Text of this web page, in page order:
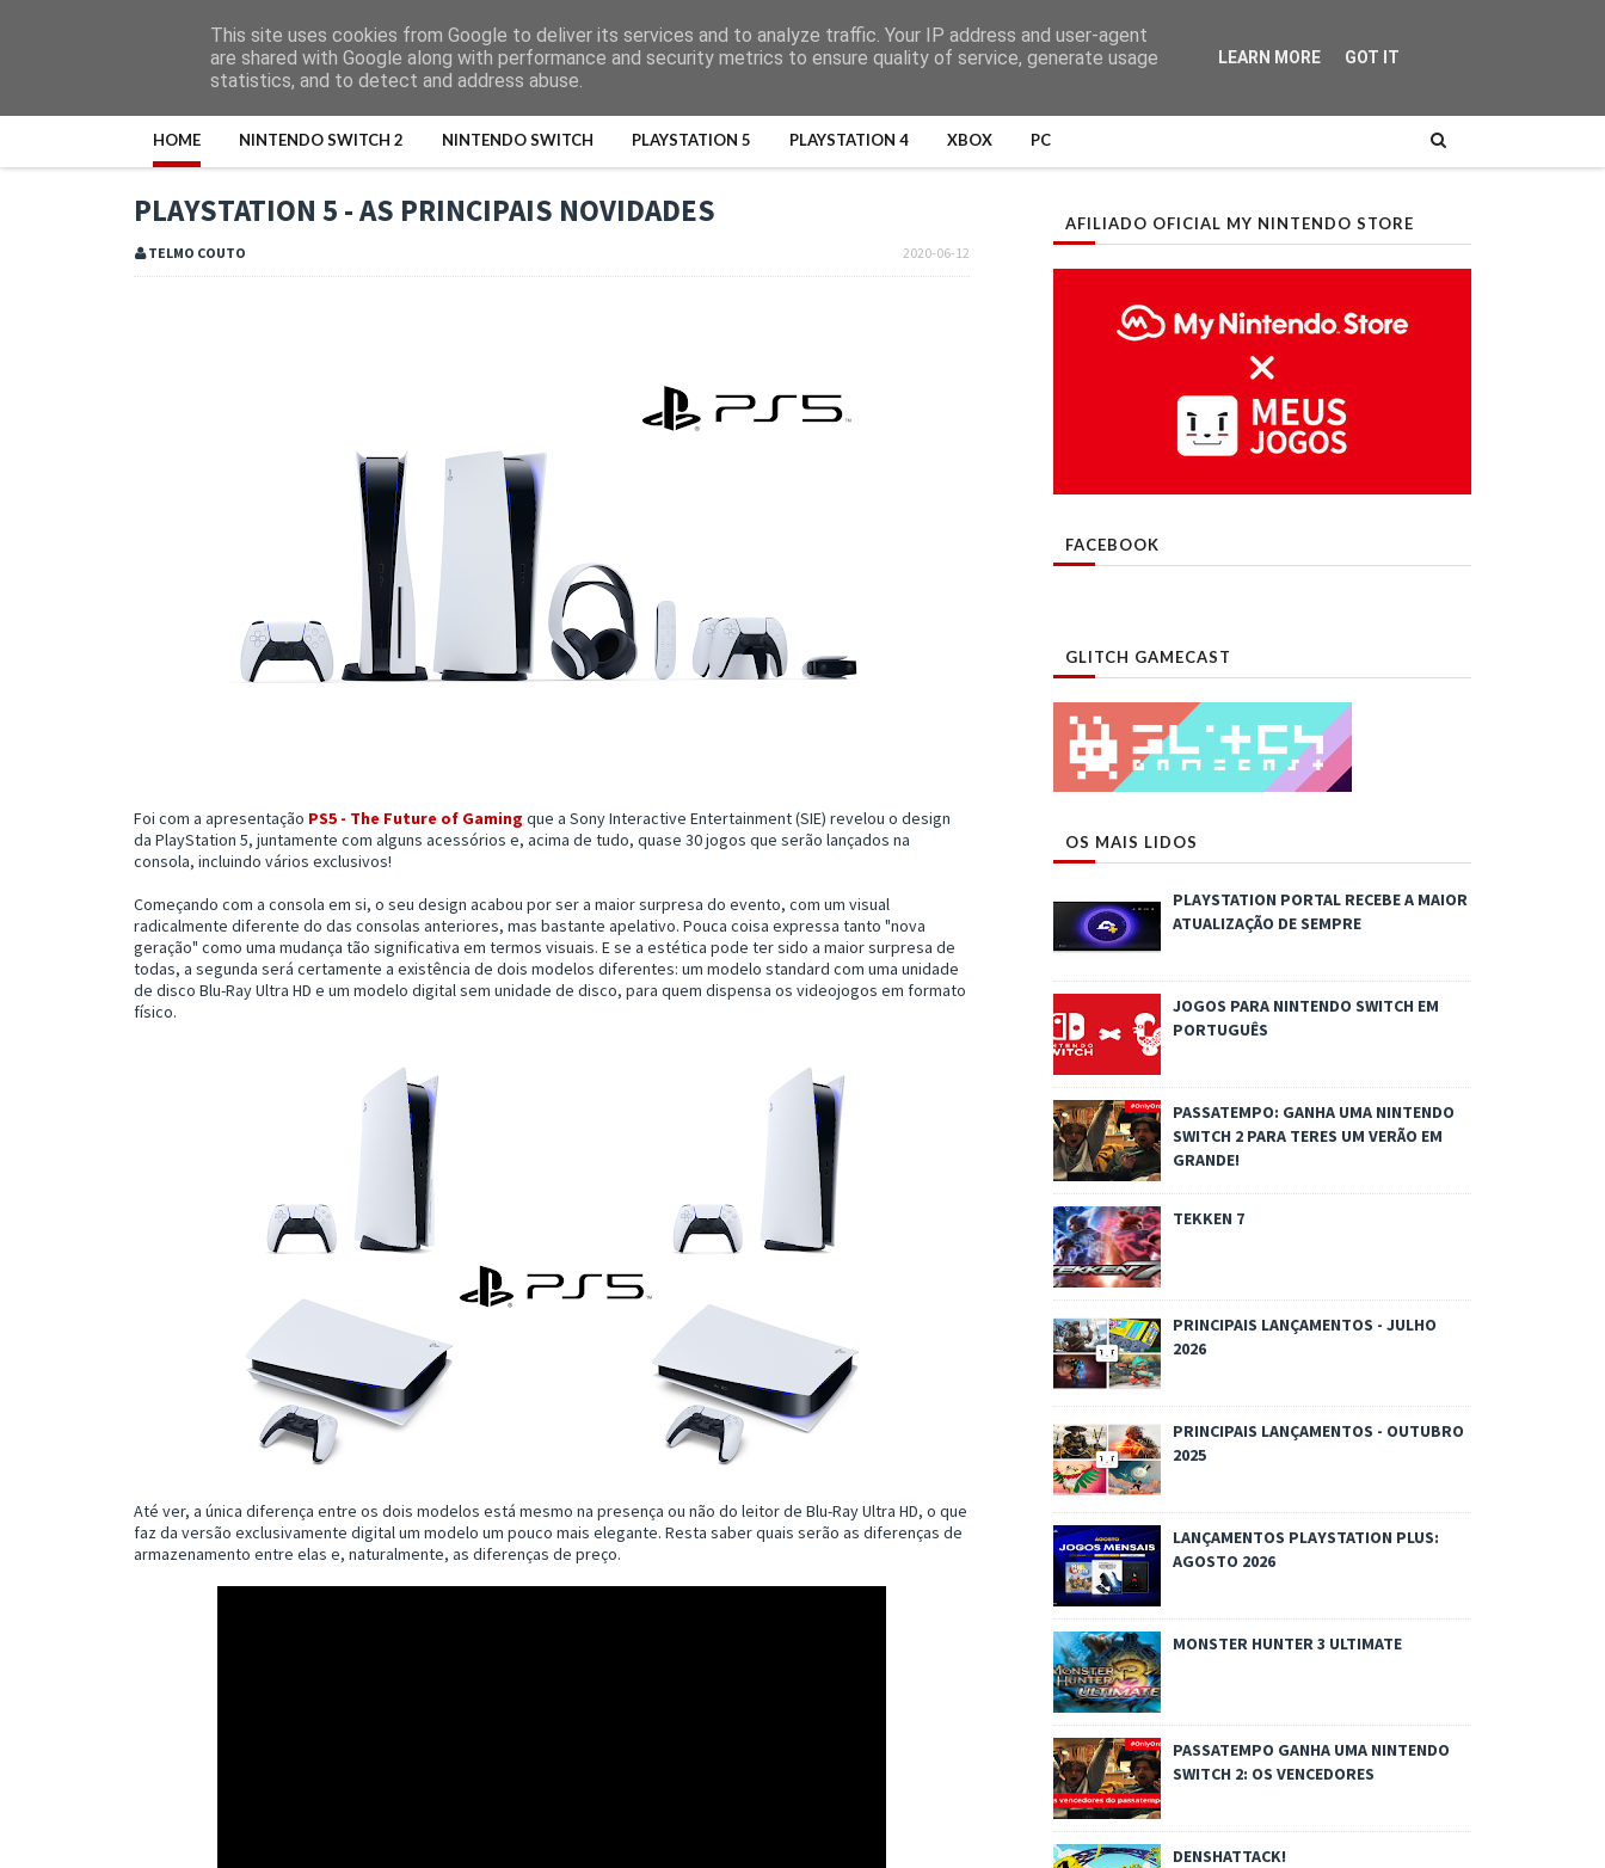
HOME NINTENDO SWITCH 2 NINTENDO SWITCH PLAYSTATION 5 PLAYSTATION 4 XBOX PC
PLAYSTATION 5 - AS PRINCIPAIS NOVIDADES
2020-06-12
TELMO COUTO
Foi com a apresentação PS5 - The Future of Gaming que a Sony Interactive Entertainment (SIE) revelou o design
da PlayStation 5, juntamente com alguns acessórios e, acima de tudo, quase 30 jogos que serão lançados na
consola, incluindo vários exclusivos!
Começando com a consola em si, o seu design acabou por ser a maior surpresa do evento, com um visual
radicalmente diferente do das consolas anteriores, mas bastante apelativo. Pouca coisa expressa tanto "nova
geração" como uma mudança tão significativa em termos visuais. E se a estética pode ter sido a maior surpresa de
todas, a segunda será certamente a existência de dois modelos diferentes: um modelo standard com uma unidade
de disco Blu-Ray Ultra HD e um modelo digital sem unidade de disco, para quem dispensa os videojogos em formato
físico.
Até ver, a única diferença entre os dois modelos está mesmo na presença ou não do leitor de Blu-Ray Ultra HD, o que
faz da versão exclusivamente digital um modelo um pouco mais elegante. Resta saber quais serão as diferenças de
armazenamento entre elas e, naturalmente, as diferenças de preço.
AFILIADO OFICIAL MY NINTENDO STORE
FACEBOOK
GLITCH GAMECAST
OS MAIS LIDOS
PLAYSTATION PORTAL RECEBE A MAIOR
ATUALIZAÇÃO DE SEMPRE
JOGOS PARA NINTENDO SWITCH EM
PORTUGUÊS
PASSATEMPO: GANHA UMA NINTENDO
SWITCH 2 PARA TERES UM VERÃO EM
GRANDE!
TEKKEN 7
PRINCIPAIS LANÇAMENTOS - JULHO
2026
PRINCIPAIS LANÇAMENTOS - OUTUBRO
2025
LANÇAMENTOS PLAYSTATION PLUS:
AGOSTO 2026
MONSTER HUNTER 3 ULTIMATE
PASSATEMPO GANHA UMA NINTENDO
SWITCH 2: OS VENCEDORES
DENSHATTACK!
This site uses cookies from Google to deliver its services and to analyze traffic. Your IP address and user-agent
are shared with Google along with performance and security metrics to ensure quality of service, generate usage
statistics, and to detect and address abuse.
LEARN MORE GOT IT